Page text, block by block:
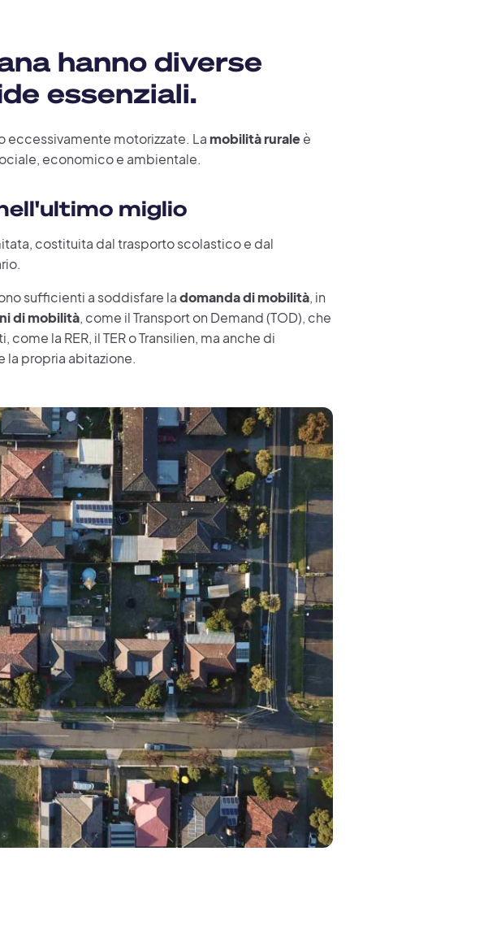
hanno diverse
essenziali.
eccessivamente motorizzate. La mobilità ruraleè
economico e ambientale.
miglio
costituita dal trasporto scolastico e dal
sufficienti a soddisfare ladomanda di mobilità, in
di mobilità, come il Transport on Demand (TOD), che
la RER, il TER o Transilien, ma anche di
propria abitazione.